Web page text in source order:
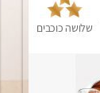
שלושה כוכבים